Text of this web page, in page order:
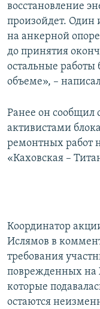
восстановление
произойдет. Один
на анкерной
до принятия
остальные
объеме», –
Ранее он сообщил
активистами
ремонтных работ
«Каховская –
Координатор
Ислямов в
требования
поврежденных на
которые
остаются